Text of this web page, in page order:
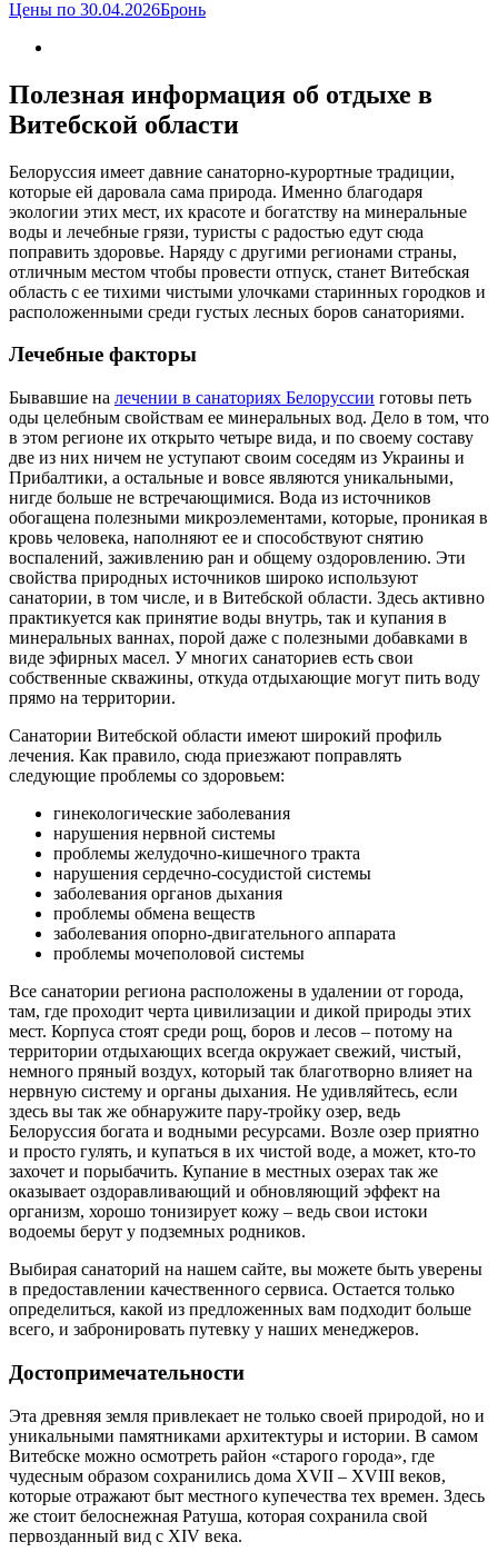
Цены по 30.04.2026Бронь
Полезная информация об отдыхе в
Витебской области
Белоруссия имеет давние санаторно-курортные традиции,
которые ей даровала сама природа. Именно благодаря
экологии этих мест, их красоте и богатству на минеральные
воды и лечебные грязи, туристы с радостью едут сюда
поправить здоровье. Наряду с другими регионами страны,
отличным местом чтобы провести отпуск, станет Витебская
область с ее тихими чистыми улочками старинных городков и
расположенными среди густых лесных боров санаториями.
Лечебные факторы
Бывавшие на лечении в санаториях Белоруссии готовы петь
оды целебным свойствам ее минеральных вод. Дело в том, что
в этом регионе их открыто четыре вида, и по своему составу
две из них ничем не уступают своим соседям из Украины и
Прибалтики, а остальные и вовсе являются уникальными,
нигде больше не встречающимися. Вода из источников
обогащена полезными микроэлементами, которые, проникая в
кровь человека, наполняют ее и способствуют снятию
воспалений, заживлению ран и общему оздоровлению. Эти
свойства природных источников широко используют
санатории, в том числе, и в Витебской области. Здесь активно
практикуется как принятие воды внутрь, так и купания в
минеральных ваннах, порой даже с полезными добавками в
виде эфирных масел. У многих санаториев есть свои
собственные скважины, откуда отдыхающие могут пить воду
прямо на территории.
Санатории Витебской области имеют широкий профиль
лечения. Как правило, сюда приезжают поправлять
следующие проблемы со здоровьем:
гинекологические заболевания
нарушения нервной системы
проблемы желудочно-кишечного тракта
нарушения сердечно-сосудистой системы
заболевания органов дыхания
проблемы обмена веществ
заболевания опорно-двигательного аппарата
проблемы мочеполовой системы
Все санатории региона расположены в удалении от города,
там, где проходит черта цивилизации и дикой природы этих
мест. Корпуса стоят среди рощ, боров и лесов – потому на
территории отдыхающих всегда окружает свежий, чистый,
немного пряный воздух, который так благотворно влияет на
нервную систему и органы дыхания. Не удивляйтесь, если
здесь вы так же обнаружите пару-тройку озер, ведь
Белоруссия богата и водными ресурсами. Возле озер приятно
и просто гулять, и купаться в их чистой воде, а может, кто-то
захочет и порыбачить. Купание в местных озерах так же
оказывает оздоравливающий и обновляющий эффект на
организм, хорошо тонизирует кожу – ведь свои истоки
водоемы берут у подземных родников.
Выбирая санаторий на нашем сайте, вы можете быть уверены
в предоставлении качественного сервиса. Остается только
определиться, какой из предложенных вам подходит больше
всего, и забронировать путевку у наших менеджеров.
Достопримечательности
Эта древняя земля привлекает не только своей природой, но и
уникальными памятниками архитектуры и истории. В самом
Витебске можно осмотреть район «старого города», где
чудесным образом сохранились дома XVII – XVIII веков,
которые отражают быт местного купечества тех времен. Здесь
же стоит белоснежная Ратуша, которая сохранила свой
первозданный вид с XIV века.